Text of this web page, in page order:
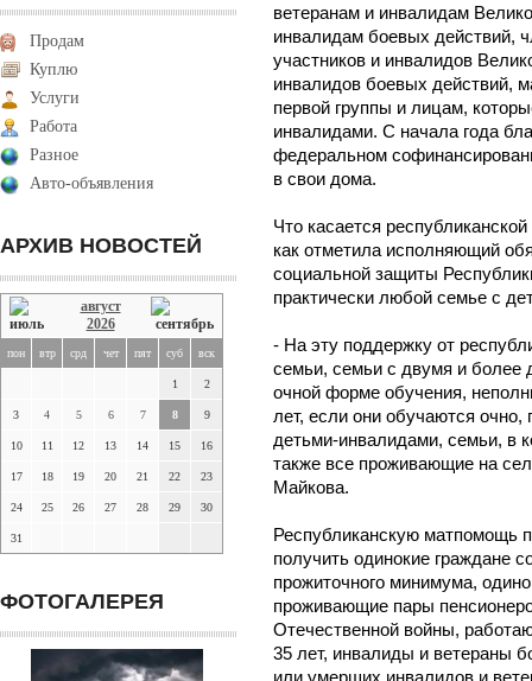
Продам
Куплю
Услуги
Работа
Разное
Авто-объявления
АРХИВ НОВОСТЕЙ
август
2026
пон втр срд чет пят суб вск
1 2
3 4 5 6 7 8 9
10 11 12 13 14 15 16
17 18 19 20 21 22 23
24 25 26 27 28 29 30
31
ФОТОГАЛЕРЕЯ
ветеранам и инвалидам
инвалидам боевых действий,
участников и инвалидов
инвалидов боевых действий,
первой группы и лицам,
инвалидами. С начала года
федеральном
в свои дома.
Что касается
как отметила исполняющий
социальной защиты
практически любой семье с
- На эту поддержку от
семьи, семьи с двумя и более
очной форме обучения,
лет, если они обучаются
детьми-инвалидами, семьи, в
также все проживающие на
Майкова.
Республиканскую матпомощь
получить одинокие граждане
прожиточного минимума,
проживающие пары
Отечественной войны,
35 лет, инвалиды и ветераны